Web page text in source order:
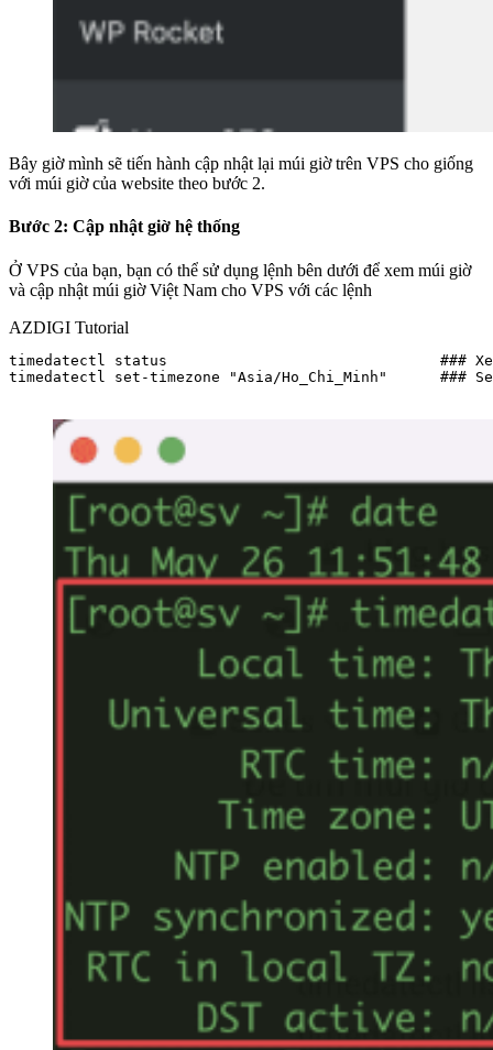
Bây giờ mình sẽ tiến hành cập nhật lại múi giờ trên VPS cho giống
với múi giờ của website theo bước 2.
Bước 2: Cập nhật giờ hệ thống
Ở VPS của bạn, bạn có thể sử dụng lệnh bên dưới để xem múi giờ
và cập nhật múi giờ Việt Nam cho VPS với các lệnh
AZDIGI Tutorial
timedatectl status                               ### Xem
timedatectl set-timezone "Asia/Ho_Chi_Minh"      ###